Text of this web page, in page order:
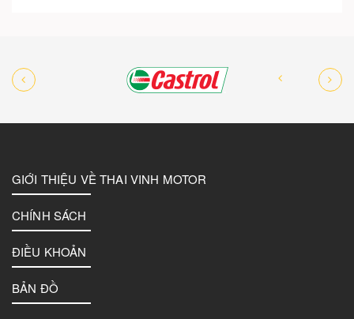
GIỚI THIỆU VỀ THAI VINH MOTOR
CHÍNH SÁCH
ĐIỀU KHOẢN
BẢN ĐỒ